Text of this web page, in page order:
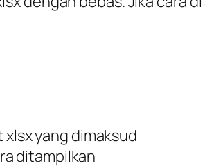
yang dimaksud
ditampilkan